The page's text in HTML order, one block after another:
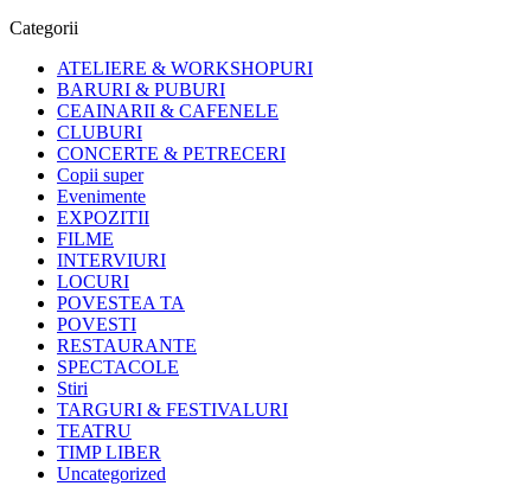
Categorii
ATELIERE & WORKSHOPURI
BARURI & PUBURI
CEAINARII & CAFENELE
CLUBURI
CONCERTE & PETRECERI
Copii super
Evenimente
EXPOZITII
FILME
INTERVIURI
LOCURI
POVESTEA TA
POVESTI
RESTAURANTE
SPECTACOLE
Stiri
TARGURI & FESTIVALURI
TEATRU
TIMP LIBER
Uncategorized